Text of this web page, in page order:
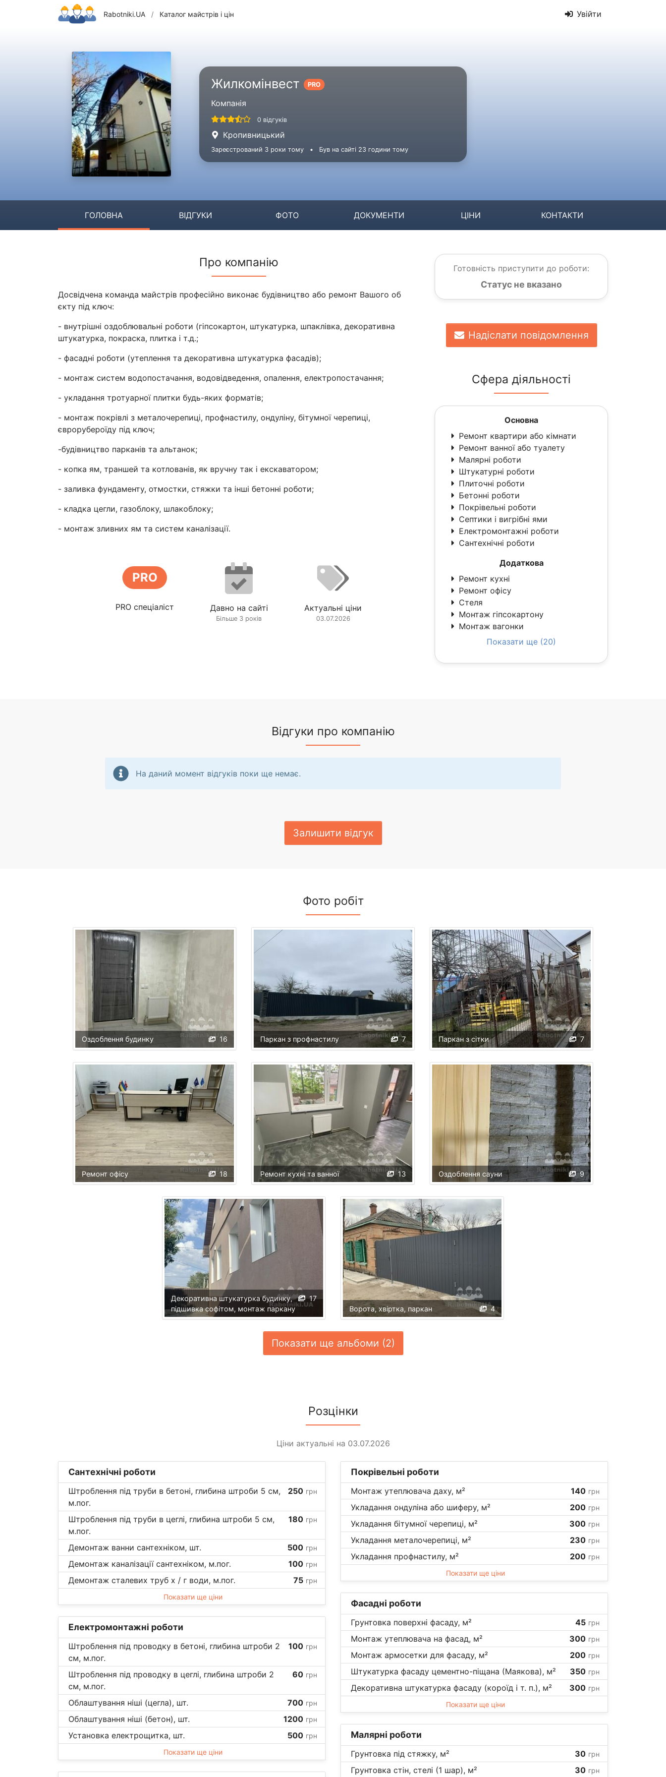
Rabotniki.UA / Каталог майстрів і цін Увійти
Жилкомінвест PRO
Компанія
0 відгуків
Кропивницький
Зареєстрований 3 роки тому • Був на сайті 23 години тому
ГОЛОВНА ВІДГУКИ ФОТО ДОКУМЕНТИ ЦІНИ КОНТАКТИ
Про компанію
Досвідчена команда майстрів професійно виконає будівництво або ремонт Вашого об
єкту під ключ:
- внутрішні оздоблювальні роботи (гіпсокартон, штукатурка, шпаклівка, декоративна
штукатурка, покраска, плитка і т.д.;
- фасадні роботи (утеплення та декоративна штукатурка фасадів);
- монтаж систем водопостачання, водовідведення, опалення, електропостачання;
- укладання тротуарної плитки будь-яких форматів;
- монтаж покрівлі з металочерепиці, профнастилу, ондуліну, бітумної черепиці,
єврорубероїду під ключ;
-будівництво парканів та альтанок;
- копка ям, траншей та котлованів, як вручну так і екскаватором;
- заливка фундаменту, отмостки, стяжки та інші бетонні роботи;
- кладка цегли, газоблоку, шлакоблоку;
- монтаж зливних ям та систем каналізації.
PRO
PRO спеціаліст Давно на сайті
Більше 3 років
Актуальні ціни
03.07.2026
Готовність приступити до роботи:
Статус не вказано
Надіслати повідомлення
Сфера діяльності
Основна
Ремонт квартири або кімнати
Ремонт ванної або туалету
Малярні роботи
Штукатурні роботи
Плиточні роботи
Бетонні роботи
Покрівельні роботи
Септики і вигрібні ями
Електромонтажні роботи
Сантехнічні роботи
Додаткова
Ремонт кухні
Ремонт офісу
Стеля
Монтаж гіпсокартону
Монтаж вагонки
Показати ще (20)
Відгуки про компанію
На даний момент відгуків поки ще немає.
Залишити відгук
Фото робіт
16
Оздоблення будинку 7
Паркан з профнастилу 7
Паркан з сітки
18
Ремонт офісу 13
Ремонт кухні та ванної 9
Оздоблення сауни
17
Декоративна штукатурка будинку,
підшивка софітом, монтаж паркану
4
Ворота, хвіртка, паркан
Показати ще альбоми (2)
Розцінки
Ціни актуальні на 03.07.2026
Сантехнічні роботи
Штроблення під труби в бетоні, глибина штроби 5 см,
м.пог.
250 грн
Штроблення під труби в цеглі, глибина штроби 5 см,
м.пог.
180 грн
Демонтаж ванни сантехніком, шт. 500 грн
Демонтаж каналізації сантехніком, м.пог. 100 грн
Демонтаж сталевих труб х / г води, м.пог. 75 грн
Показати ще ціни
Електромонтажні роботи
Штроблення під проводку в бетоні, глибина штроби 2
см, м.пог.
100 грн
Штроблення під проводку в цеглі, глибина штроби 2
см, м.пог.
60 грн
Облаштування ніші (цегла), шт. 700 грн
Облаштування ніші (бетон), шт. 1200 грн
Установка електрощитка, шт. 500 грн
Показати ще ціни
Покрівельні роботи
Монтаж утеплювача даху, м² 140 грн
Укладання ондуліна або шиферу, м² 200 грн
Укладання бітумної черепиці, м² 300 грн
Укладання металочерепиці, м² 230 грн
Укладання профнастилу, м² 200 грн
Показати ще ціни
Фасадні роботи
Грунтовка поверхні фасаду, м² 45 грн
Монтаж утеплювача на фасад, м² 300 грн
Монтаж армосетки для фасаду, м² 200 грн
Штукатурка фасаду цементно-піщана (Маякова), м² 350 грн
Декоративна штукатурка фасаду (короїд і т. п.), м² 300 грн
Показати ще ціни
Малярні роботи
Грунтовка під стяжку, м² 30 грн
Грунтовка стін, стелі (1 шар), м² 30 грн